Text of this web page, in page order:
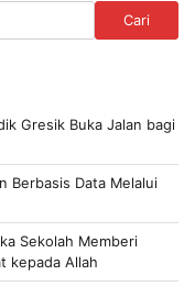
Cari
Gresik Buka Jalan bagi
Berbasis Data Melalui
Sekolah Memberi
kepada Allah